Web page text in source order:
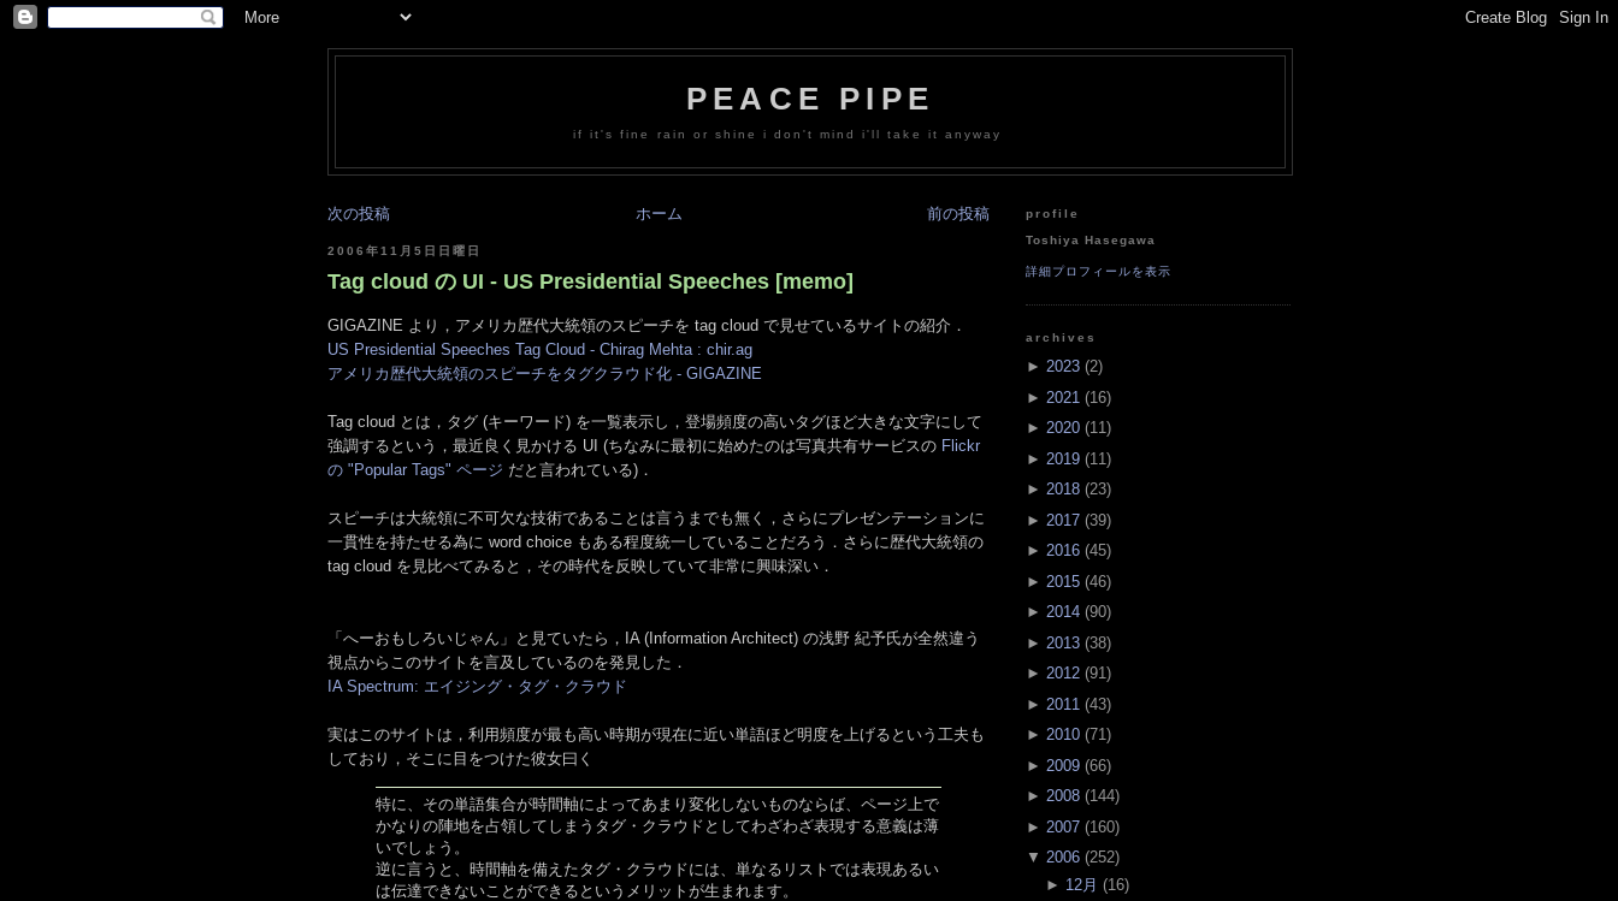
PEACE PIPE
if it's fine rain or shine i don't mind i'll take it anyway
次の投稿 前の投稿
ホーム
2006年11月5日日曜日
Tag cloud の UI - US Presidential Speeches [memo]
GIGAZINE より，アメリカ歴代大統領のスピーチを tag cloud で見せているサイトの紹介．
US Presidential Speeches Tag Cloud - Chirag Mehta : chir.ag
アメリカ歴代大統領のスピーチをタグクラウド化 - GIGAZINE
Tag cloud とは，タグ (キーワード) を一覧表示し，登場頻度の高いタグほど大きな文字にして
強調するという，最近良く見かける UI (ちなみに最初に始めたのは写真共有サービスの Flickr
の "Popular Tags" ページ だと言われている)．
スピーチは大統領に不可欠な技術であることは言うまでも無く，さらにプレゼンテーションに
一貫性を持たせる為に word choice もある程度統一していることだろう．さらに歴代大統領の
tag cloud を見比べてみると，その時代を反映していて非常に興味深い．
「へーおもしろいじゃん」と見ていたら，IA (Information Architect) の浅野 紀予氏が全然違う
視点からこのサイトを言及しているのを発見した．
IA Spectrum: エイジング・タグ・クラウド
実はこのサイトは，利用頻度が最も高い時期が現在に近い単語ほど明度を上げるという工夫も
しており，そこに目をつけた彼女曰く
特に、その単語集合が時間軸によってあまり変化しないものならば、ページ上で
かなりの陣地を占領してしまうタグ・クラウドとしてわざわざ表現する意義は薄
いでしょう。
逆に言うと、時間軸を備えたタグ・クラウドには、単なるリストでは表現あるい
は伝達できないことができるというメリットが生まれます。
profile
Toshiya Hasegawa
詳細プロフィールを表示
archives
► 2023 (2)
► 2021 (16)
► 2020 (11)
► 2019 (11 )
► 2018 (23)
► 2017 (39)
► 2016 (45)
► 2015 (46)
► 2014 (90)
► 2013 (38)
► 2012 (91)
► 2011 (43)
► 2010 (71)
► 2009 (66)
► 2008 (144)
► 2007 (160)
▼ 2006 (252)
► 12月 (16)